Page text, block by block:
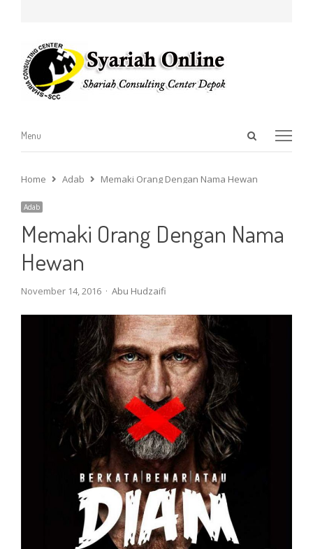
Open
Menu
Menu
Home Adab Memaki Orang Dengan Nama Hewan
Adab
Memaki Orang Dengan Nama
Hewan
November 14, 2016 Author
Abu Hudzaifi